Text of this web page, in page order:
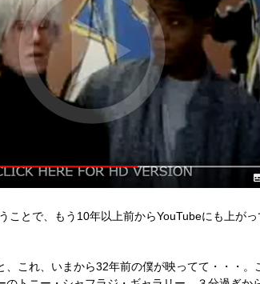
ことで、もう10年以上前からYouTubeにも上がっ
、これ、いまから32年前の僕が映ってて・・・。